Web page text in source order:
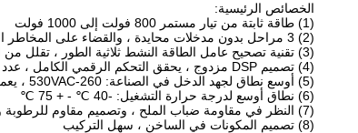
الخصائص الرئيسية:
(1) طاقة ثابتة من تيار مستمر 800 فولت إلى 1000 فولت
(2) 3 مراحل بدون مدخلات محايدة ، والقضاء على المخاطر الحالية المحايدة الكبيرة
(3) تقنية تصحيح عامل الطاقة النشط ثلاثية الطور ، تقلل من الواجهة التوافقية للشبكة
(4) تصميم DSP مزدوج ، يحقق التحكم الرقمي الكامل ، عدد أقل من المكونات يعني موثوقية أعلى
(5) أوسع نطاق لجهد الدخل في الصناعة: 260-530VAC ، يعمل في معظم الشبكات ، حتى الفقيرة منها
(6) نطاق أوسع لدرجة حرارة التشغيل: -40 ℃ - + 75 ℃
(7) النظر في مقاومة ضباب الملح ، وتصميم مقاوم للرطوبة والعفن ، وتحقيق قدرة قوية على التكيف مع البيئة
(8) تصميم المكونات في الساخن ، سهل التركيب